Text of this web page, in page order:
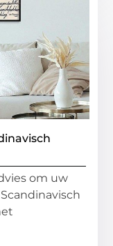
om uw